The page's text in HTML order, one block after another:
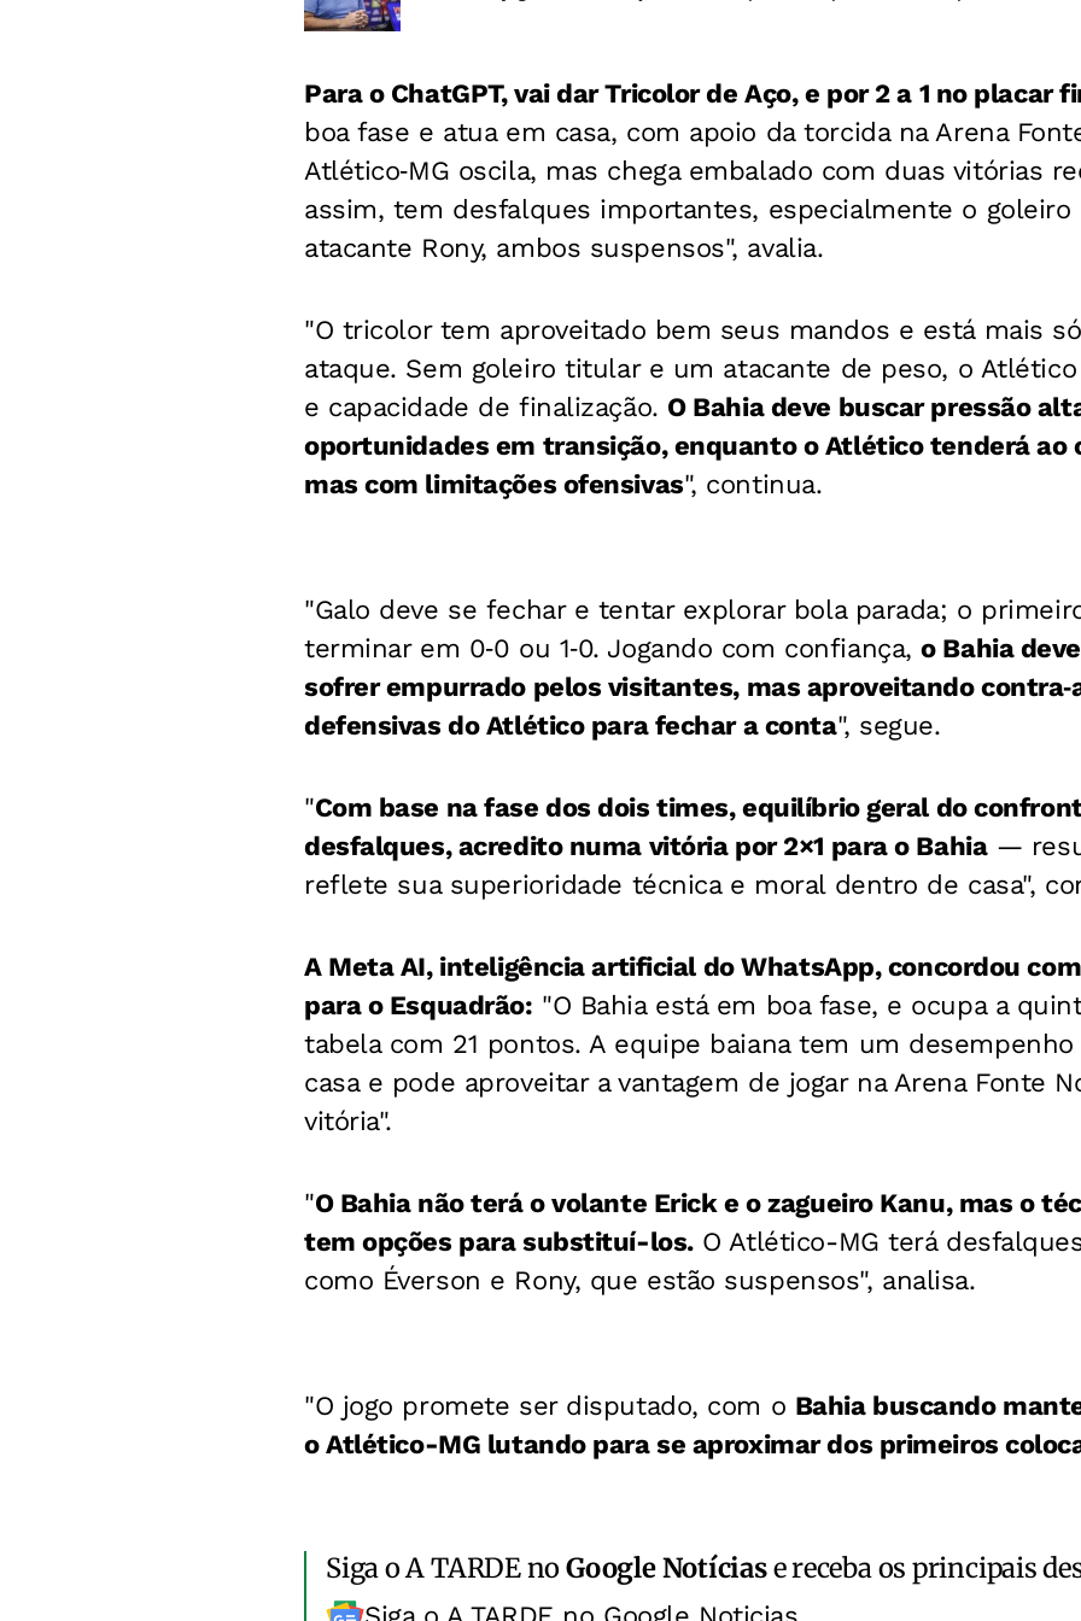
Para o ChatGPT, vai dar Tricolor de Aço, e por 2 a 1 no placar
boa fase e atua em casa, com apoio da torcida na Arena
Atlético‑MG oscila, mas chega embalado com duas vitórias
assim, tem desfalques importantes, especialmente o goleiro
atacante Rony, ambos suspensos", avalia.
"O tricolor tem aproveitado bem seus mandos e está mais
ataque. Sem goleiro titular e um atacante de peso, o Atlético
e capacidade de finalização. OBahia deve buscar pressão
oportunidades em transição, enquanto o Atlético tenderá ao
mas com limitações ofensivas", continua.
"Galo deve se fechar e tentar explorar bola parada; o
terminar em 0‑0 ou 1‑0. Jogando com confiança,o Bahia
sofrer empurrado pelos visitantes, mas aproveitando
defensivas do Atlético para fechar a conta", segue.
"Com base na fase dos dois times, equilíbrio geral do
desfalques, acredito numa vitória por 2×1 para o Bahia—
reflete sua superioridade técnica e moral dentro de casa",
A Meta AI, inteligência artificial do WhatsApp, concordou com
para o Esquadrão: "O Bahia está em boa fase, e ocupa a
tabela com 21 pontos. A equipe baiana tem um
casa e pode aproveitar a vantagem de jogar na Arena Fonte
vitória".
"O Bahia não terá o volante Erick e o zagueiro Kanu, mas o
tem opções para substituí-los. O Atlético-MG terá
como Éverson e Rony, que estão suspensos", analisa.
"O jogo promete ser disputado, com o Bahia buscando
o Atlético-MG lutando para se aproximar dos primeiros
Siga o A TARDE noGoogle Notíciase receba os principais